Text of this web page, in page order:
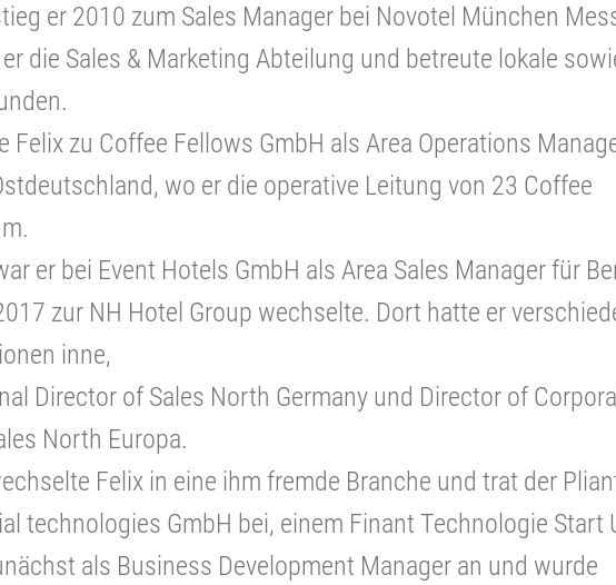
er 2010 zum Sales Manager bei Novotel München
die Sales & Marketing Abteilung und betreute lokale
Felix zu Coffee Fellows GmbH als Area Operations
wo er die operative Leitung von 23 Coffee
er bei Event Hotels GmbH als Area Sales Manager für
zur NH Hotel Group wechselte. Dort hatte er
inne,
Director of Sales North Germany und Director of
North Europa.
Felix in eine ihm fremde Branche und trat der
technologies GmbH bei, einem Finant Technologie Start
als Business Development Manager an und wurde